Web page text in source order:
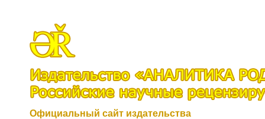
Официальный сайт издательства